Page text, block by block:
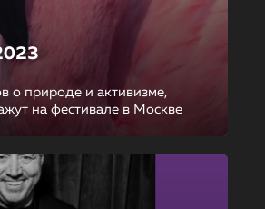
о природе и активизме,
на фестивале в Москве